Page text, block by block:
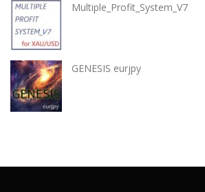
Multiple_Profit_System_V7
GENESIS eurjpy